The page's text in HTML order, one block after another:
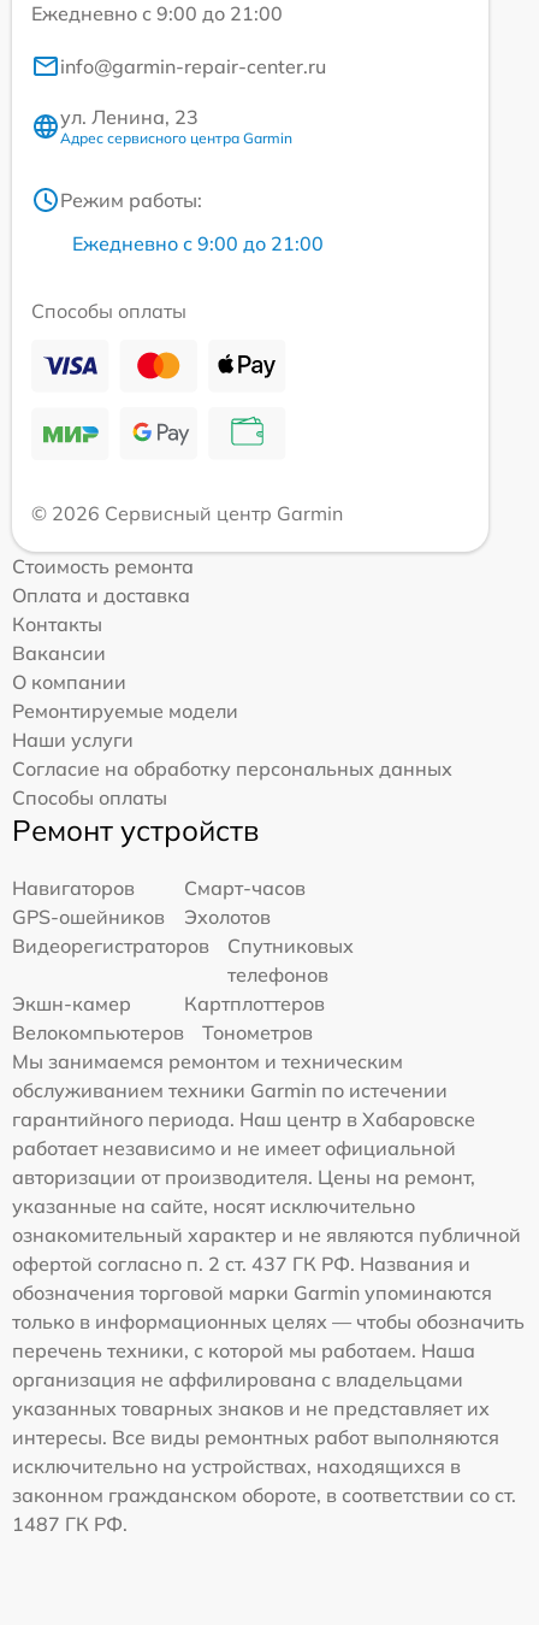
Ежедневно с 9:00 до 21:00
info@garmin-repair-center.ru
ул. Ленина, 23
Адрес сервисного центра Garmin
Режим работы:
Ежедневно с 9:00 до 21:00
Способы оплаты
© 2026 Сервисный центр Garmin
Стоимость ремонта
Оплата и доставка
Контакты
Вакансии
О компании
Ремонтируемые модели
Наши услуги
Согласие на обработку персональных данных
Способы оплаты
Ремонт устройств
Навигаторов
Смарт-часов
GPS-ошейников
Эхолотов
Видеорегистраторов
Спутниковых
телефонов
Экшн-камер
Картплоттеров
Велокомпьютеров
Тонометров
Мы занимаемся ремонтом и техническим
обслуживанием техники Garmin по истечении
гарантийного периода. Наш центр в Хабаровске
работает независимо и не имеет официальной
авторизации от производителя. Цены на ремонт,
указанные на сайте, носят исключительно
ознакомительный характер и не являются публичной
офертой согласно п. 2 ст. 437 ГК РФ. Названия и
обозначения торговой марки Garmin упоминаются
только в информационных целях — чтобы обозначить
перечень техники, с которой мы работаем. Наша
организация не аффилирована с владельцами
указанных товарных знаков и не представляет их
интересы. Все виды ремонтных работ выполняются
исключительно на устройствах, находящихся в
законном гражданском обороте, в соответствии со ст.
1487 ГК РФ.